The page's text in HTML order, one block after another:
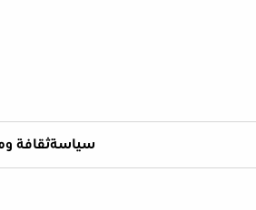
سياسةثقافة